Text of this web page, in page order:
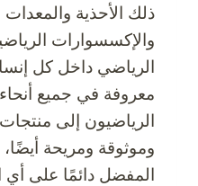
ذلك الأحذية والمعدات
والإكسسوارات
الرياضي داخل كل
معروفة في جميع أنحاء
الرياضيون إلى
وموثوقة ومريحة
المفضل دائمًا على أي